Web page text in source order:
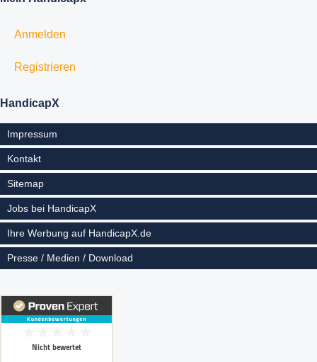
Anmelden
Registrieren
HandicapX
Impressum
Kontakt
Sitemap
Jobs bei HandicapX
Ihre Werbung auf HandicapX.de
Presse / Medien / Download